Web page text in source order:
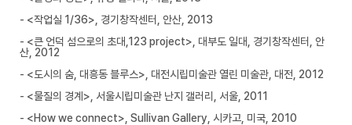
- <작업실 1/36>, 경기창작센터, 안산, 2013
- <큰 언덕 섬으로의 초대,123 project>, 대부도 일대, 경기창작센터, 안
산, 2012
- <도시의 숨, 대흥동 블루스>, 대전시립미술관 열린 미술관, 대전, 2012
- <물질의 경계>, 서울시립미술관 난지 갤러리, 서울, 2011
- <How we connect>, Sullivan Gallery, 시카고, 미국, 2010